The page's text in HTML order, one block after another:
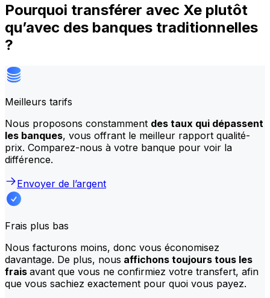
Pourquoi transférer avec Xe plutôt
qu’avec des banques traditionnelles
?
Meilleurs tarifs
Nous proposons constamment des taux qui dépassent
les banques, vous offrant le meilleur rapport qualité-
prix. Comparez-nous à votre banque pour voir la
différence.
Envoyer de l’argent
Frais plus bas
Nous facturons moins, donc vous économisez
davantage. De plus, nous affichons toujours tous les
frais avant que vous ne confirmiez votre transfert, afin
que vous sachiez exactement pour quoi vous payez.